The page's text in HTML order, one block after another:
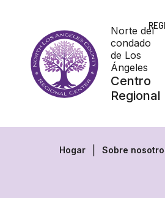
contenido
Norte del
condado
de Los
Ángeles
Centro
Regional
Hogar Sobre